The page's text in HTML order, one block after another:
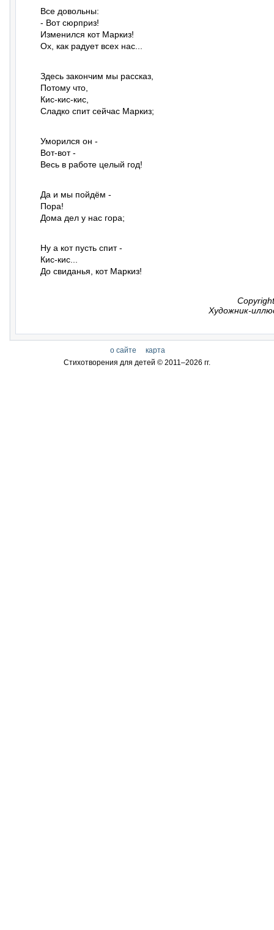
Все довольны:
- Вот сюрприз!
Изменился кот Маркиз!
Ох, как радует всех нас...
Здесь закончим мы рассказ,
Потому что,
Кис-кис-кис,
Сладко спит сейчас Маркиз;
Уморился он -
Вот-вот -
Весь в работе целый год!
Да и мы пойдём -
Пора!
Дома дел у нас гора;
Ну а кот пусть спит -
Кис-кис...
До свиданья, кот Маркиз!
Художник-
о сайте
карта
Стихотворения для детей © 2011–2026 гг.